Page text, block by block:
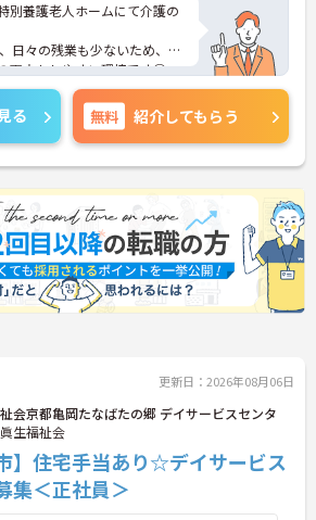
別養護老人ホームにて介護の
日々の残業も少ないため、仕
両立もしやすい環境です◎
一度マイナビまでお問い合わ
細などお伝えします！
る 無料 紹介してもらう
更新日：2026年08月06日
会京都亀岡たなばたの郷 デイサービスセンタ
生福祉会
】住宅手当あり☆デイサービス
集＜正社員＞